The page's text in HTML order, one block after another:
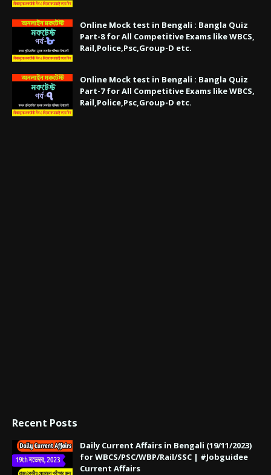
Online Mock test in Bengali : Bangla Quiz
Part-8 for All Competitive Exams like WBCS,
Rail,Police,Psc,Group-D etc.
Online Mock test in Bengali : Bangla Quiz
Part-7 for All Competitive Exams like WBCS,
Rail,Police,Psc,Group-D etc.
Recent Posts
Daily Current Affairs in Bengali (19/11/2023)
for WBCS/PSC/WBP/Rail/SSC | #Jobguidee
Current Affairs